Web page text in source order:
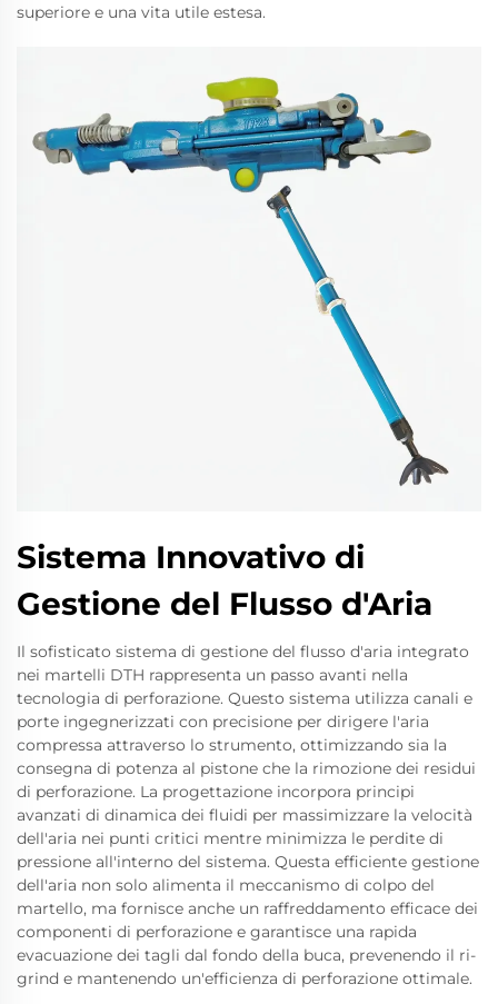
superiore e una vita utile estesa.
Sistema Innovativo di
Gestione del Flusso d'Aria
Il sofisticato sistema di gestione del flusso d'aria integrato
nei martelli DTH rappresenta un passo avanti nella
tecnologia di perforazione. Questo sistema utilizza canali e
porte ingegnerizzati con precisione per dirigere l'aria
compressa attraverso lo strumento, ottimizzando sia la
consegna di potenza al pistone che la rimozione dei residui
di perforazione. La progettazione incorpora principi
avanzati di dinamica dei fluidi per massimizzare la velocità
dell'aria nei punti critici mentre minimizza le perdite di
pressione all'interno del sistema. Questa efficiente gestione
dell'aria non solo alimenta il meccanismo di colpo del
martello, ma fornisce anche un raffreddamento efficace dei
componenti di perforazione e garantisce una rapida
evacuazione dei tagli dal fondo della buca, prevenendo il ri-
grind e mantenendo un'efficienza di perforazione ottimale.